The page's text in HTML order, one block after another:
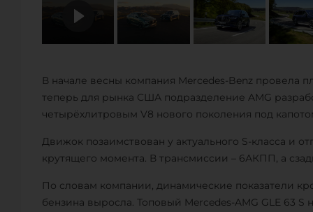
В начале весны компания Mercedes-Benz провела
теперь для рынка США подразделение AMG
четырёхлитровым V8 нового поколения под
Движок позаимствован у актуального S-класса и
крутящего момента. В трансмиссии – 6АКПП, а
По словам компании, динамические показатели
бензина выросла. Топовый Mercedes-AMG GLE 63